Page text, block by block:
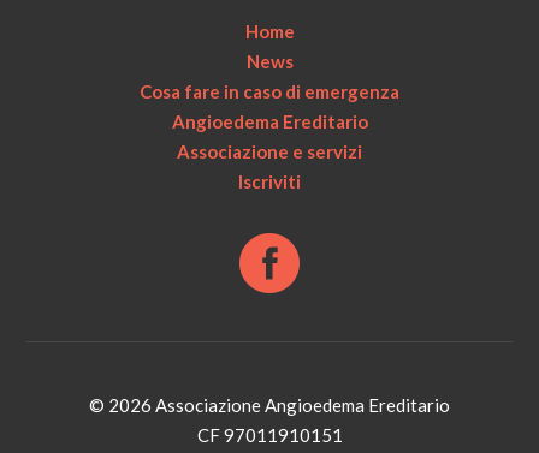
Home
News
Cosa fare in caso di emergenza
Angioedema Ereditario
Associazione e servizi
Iscriviti
© 2026 Associazione Angioedema Ereditario
CF 97011910151